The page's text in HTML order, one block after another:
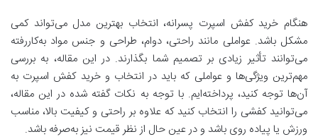
هنگام خرید کفش اسپرت پسرانه، انتخاب بهترین مدل می‌تواند کمی
مشکل باشد. عواملی مانند راحتی، دوام، طراحی و جنس مواد به‌کاررفته
می‌توانند تأثیر زیادی بر تصمیم شما بگذارند. در این مقاله، به بررسی
مهم‌ترین ویژگی‌ها و عواملی که باید در انتخاب و خرید کفش اسپرت به
آن‌ها توجه کنید، پرداخته‌ایم. با توجه به نکات گفته شده در این مقاله،
می‌توانید کفشی را انتخاب کنید که علاوه بر راحتی و کیفیت بالا، مناسب
ورزش یا پیاده روی باشد و در عین حال از نظر قیمت نیز به‌صرفه باشد.